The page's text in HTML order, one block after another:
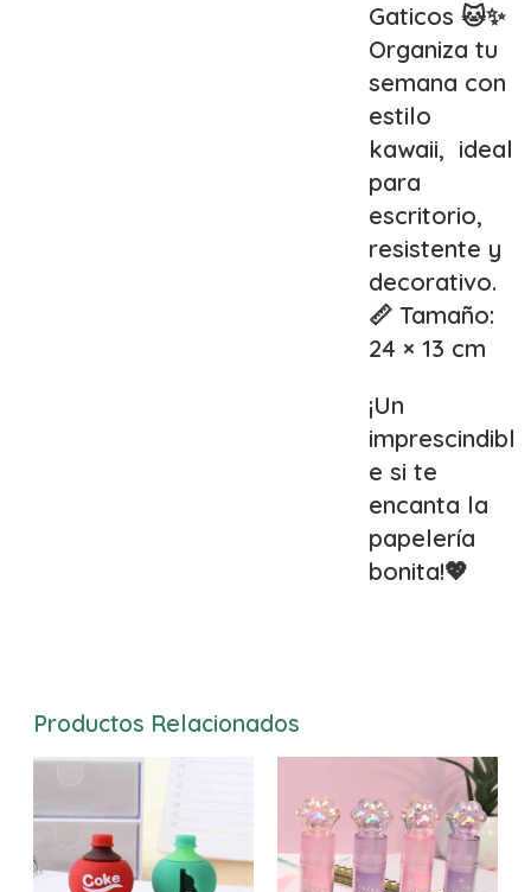
Gaticos 🐱✨
Organiza tu
semana con
estilo
kawaii, ideal
para
escritorio,
resistente y
decorativo.
📏 Tamaño:
24 × 13 cm
¡Un
imprescindibl
e si te
encanta la
papelería
bonita!💖
Productos Relacionados